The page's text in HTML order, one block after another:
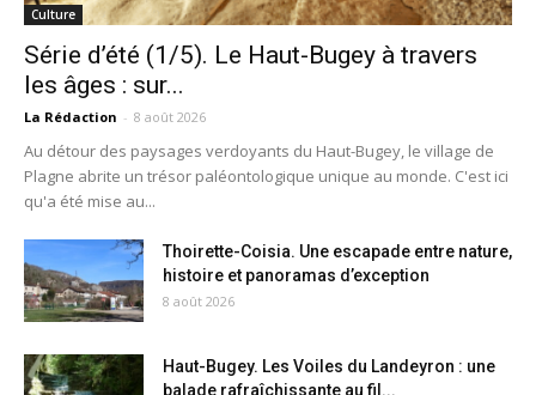
Culture
Série d’été (1/5). Le Haut-Bugey à travers
les âges : sur...
La Rédaction - 8 août 2026
Au détour des paysages verdoyants du Haut-Bugey, le village de
Plagne abrite un trésor paléontologique unique au monde. C'est ici
qu'a été mise au...
Thoirette-Coisia. Une escapade entre nature,
histoire et panoramas d’exception
8 août 2026
Haut-Bugey. Les Voiles du Landeyron : une
balade rafraîchissante au fil...